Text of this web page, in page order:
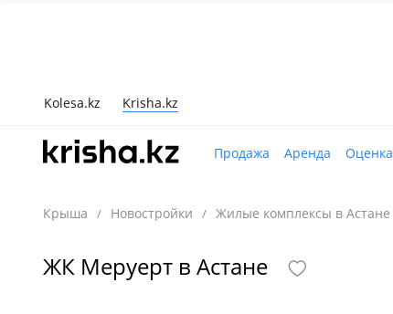
Kolesa.kz Krisha.kz
Продажа Аренда Оценка
Крыша / Новостройки / Жилые комплексы в Астане
ЖК Меруерт в Астане